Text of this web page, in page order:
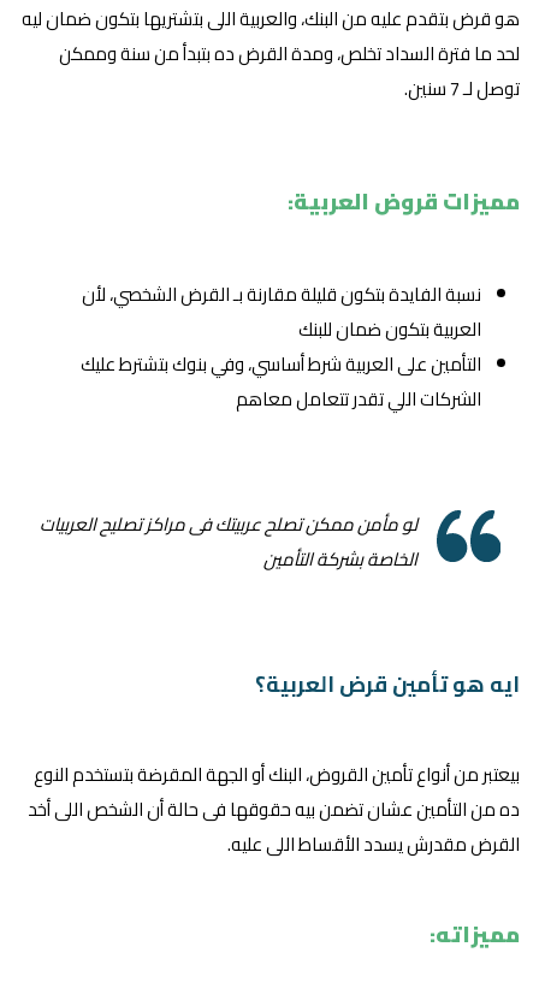
هو قرض بتقدم عليه من البنك، والعربية اللى بتشتريها بتكون ضمان ليه
لحد ما فترة السداد تخلص، ومدة القرض ده بتبدأ من سنة وممكن
توصل لـ 7 سنين.
مميزات قروض العربية:
نسبة الفايدة بتكون قليلة مقارنة بـ القرض الشخصي، لأن
العربية بتكون ضمان للبنك
التأمين على العربية شرط أساسي، وفي بنوك بتشترط عليك
الشركات اللي تقدر تتعامل معاهم
لو مأمن ممكن تصلح عربيتك فى مراكز تصليح العربيات
الخاصة بشركة التأمين
ايه هو تأمين قرض العربية؟
بيعتبر من أنواع تأمين القروض، البنك أو الجهة المقرضة بتستخدم النوع
ده من التأمين عشان تضمن بيه حقوقها فى حالة أن الشخص اللى أخد
القرض مقدرش يسدد الأقساط اللى عليه.
مميزاته: